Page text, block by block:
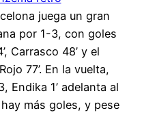
juega un gran
por 1-3, con goles
Carrasco 48’ y el
77’. En la vuelta,
Endika 1’ adelanta al
más goles, y pese